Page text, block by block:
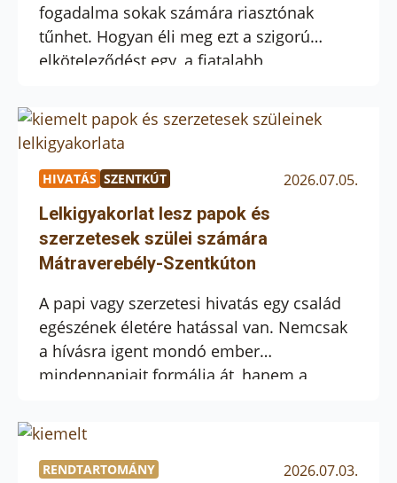
fogadalma sokak számára riasztónak
tűnhet. Hogyan éli meg ezt a szigorú
elköteleződést egy, a fiatalabb
OFM írásából kiderül, hogy az önkéntes
lemondás nem béklyó, hanem a valódi
belső szabadság kulcsa. Az
engedelmesség nehézségei A fogadalmak
nehézségei személyes és közösségi
próbatételek: a rejtettség aszketikus terhe,
[…]
HIVATÁS SZENTKÚT 2026.07.05.
Lelkigyakorlat lesz papok és
szerzetesek szülei számára
Mátraverebély-Szentkúton
A papi vagy szerzetesi hivatás egy család
egészének életére hatással van. Nemcsak
a hívásra igent mondó ember
mindennapjait formálja át, hanem a
rokonságét is. A szülők számára kiemelten
fontos, hogy lelki támogatást kapjanak,
segítséget találjanak gyermekük
RENDTARTOMÁNY 2026.07.03.